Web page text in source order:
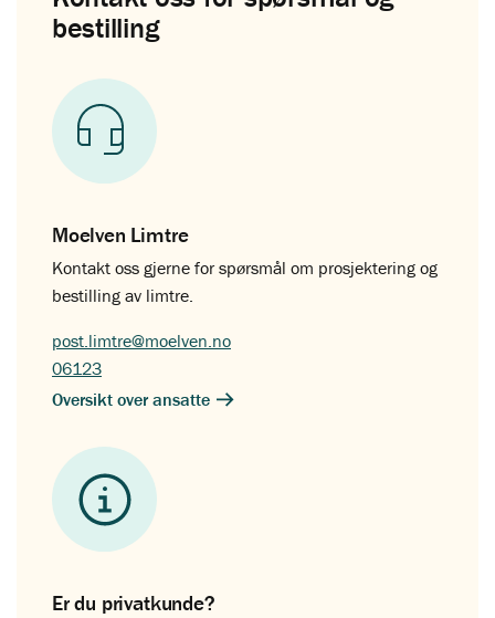
bestilling
Moelven Limtre
Kontakt oss gjerne for spørsmål om prosjektering og
bestilling av limtre.
post.limtre@moelven.no
06123
Oversikt over ansatte
Er du privatkunde?